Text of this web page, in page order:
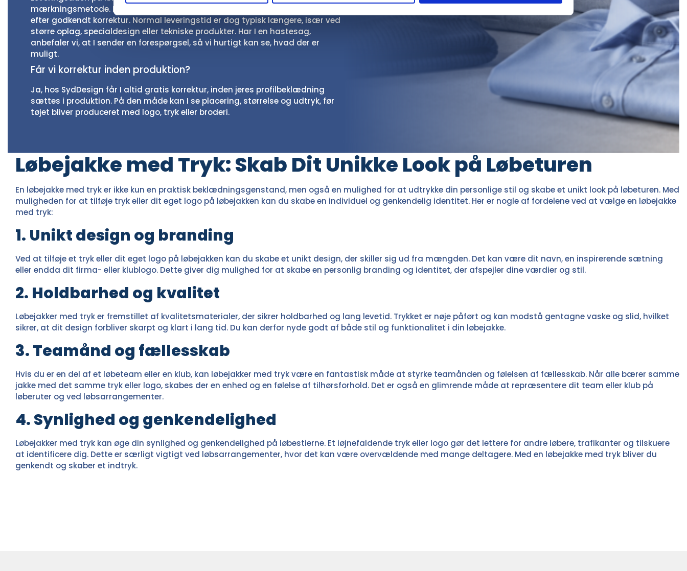
mærkningsmetode. På udvalgte lagervarer kan vi levere fra 3–4 hverdage
efter godkendt korrektur. Normal leveringstid er dog typisk længere, især ved
større oplag, specialdesign eller tekniske produkter. Har I en hastesag,
anbefaler vi, at I sender en forespørgsel, så vi hurtigt kan se, hvad der er
muligt.
Får vi korrektur inden produktion?
Ja, hos SydDesign får I altid gratis korrektur, inden jeres profilbeklædning
sættes i produktion. På den måde kan I se placering, størrelse og udtryk, før
tøjet bliver produceret med logo, tryk eller broderi.
Løbejakke med Tryk: Skab Dit Unikke Look på Løbeturen
En løbejakke med tryk er ikke kun en praktisk beklædningsgenstand, men også en mulighed for at udtrykke din personlige stil og skabe et unikt look på løbeturen. Med
muligheden for at tilføje tryk eller dit eget logo på løbejakken kan du skabe en individuel og genkendelig identitet. Her er nogle af fordelene ved at vælge en løbejakke
med tryk:
1. Unikt design og branding
Ved at tilføje et tryk eller dit eget logo på løbejakken kan du skabe et unikt design, der skiller sig ud fra mængden. Det kan være dit navn, en inspirerende sætning
eller endda dit firma- eller klublogo. Dette giver dig mulighed for at skabe en personlig branding og identitet, der afspejler dine værdier og stil.
2. Holdbarhed og kvalitet
Løbejakker med tryk er fremstillet af kvalitetsmaterialer, der sikrer holdbarhed og lang levetid. Trykket er nøje påført og kan modstå gentagne vaske og slid, hvilket
sikrer, at dit design forbliver skarpt og klart i lang tid. Du kan derfor nyde godt af både stil og funktionalitet i din løbejakke.
3. Teamånd og fællesskab
Hvis du er en del af et løbeteam eller en klub, kan løbejakker med tryk være en fantastisk måde at styrke teamånden og følelsen af fællesskab. Når alle bærer samme
jakke med det samme tryk eller logo, skabes der en enhed og en følelse af tilhørsforhold. Det er også en glimrende måde at repræsentere dit team eller klub på
løberuter og ved løbsarrangementer.
4. Synlighed og genkendelighed
Løbejakker med tryk kan øge din synlighed og genkendelighed på løbestierne. Et iøjnefaldende tryk eller logo gør det lettere for andre løbere, trafikanter og tilskuere
at identificere dig. Dette er særligt vigtigt ved løbsarrangementer, hvor det kan være overvældende med mange deltagere. Med en løbejakke med tryk bliver du
genkendt og skaber et indtryk.